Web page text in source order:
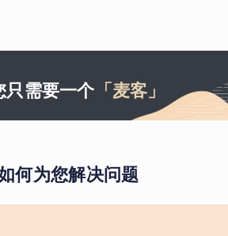
只需要一个「麦客」
何为您解决问题